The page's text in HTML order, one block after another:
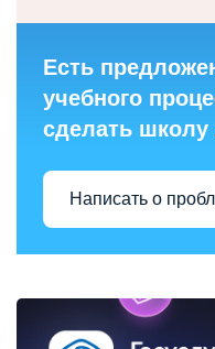
Есть
учебного
сделать
Написать о